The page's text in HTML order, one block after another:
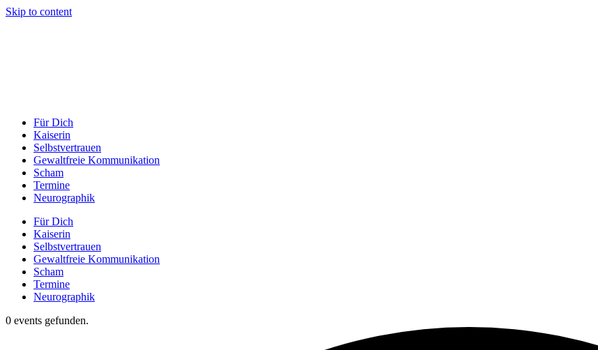
Skip to content
Für Dich
Kaiserin
Selbstvertrauen
Gewaltfreie Kommunikation
Scham
Termine
Neurographik
Für Dich
Kaiserin
Selbstvertrauen
Gewaltfreie Kommunikation
Scham
Termine
Neurographik
0 events gefunden.